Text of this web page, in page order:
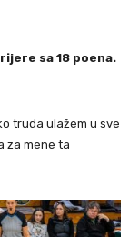
sa 18 poena.
truda ulažem u sve
za mene ta